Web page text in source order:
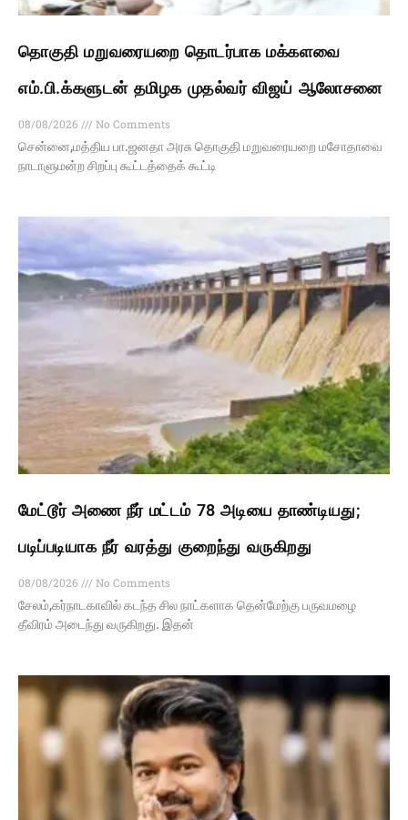
தொகுதி மறுவரையறை தொடர்பாக மக்களவை
எம்.பி.க்களுடன் தமிழக முதல்வர் விஜய் ஆலோசனை
08/08/2026
No Comments
சென்னை,மத்திய பா.ஜனதா அரசு தொகுதி மறுவரையறை மசோதாவை
நாடாளுமன்ற சிறப்பு கூட்டத்தைக் கூட்டி
மேட்டூர் அணை நீர் மட்டம் 78 அடியை தாண்டியது;
படிப்படியாக நீர் வரத்து குறைந்து வருகிறது
08/08/2026
No Comments
சேலம்,கர்நாடகாவில் கடந்த சில நாட்களாக தென்மேற்கு பருவமழை
தீவிரம் அடைந்து வருகிறது. இதன்